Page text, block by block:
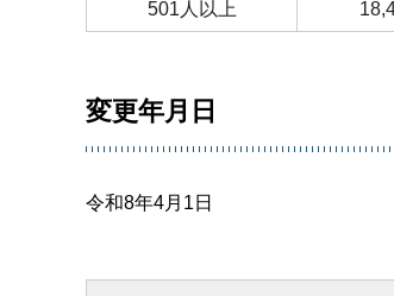
501人以上
変更年月日
令和8年4月1日